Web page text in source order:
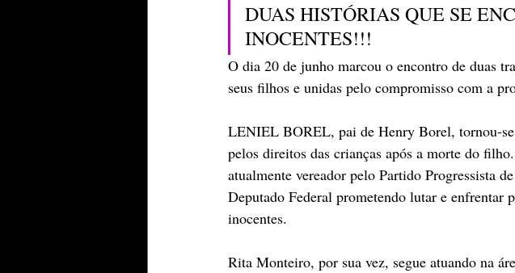
DUAS HISTÓRIAS QUE SE
INOCENTES!!!
O dia 20 de junho marcou o encontro de duas
seus filhos e unidas pelo compromisso com a
LENIEL BOREL, pai de Henry Borel, tornou-
pelos direitos das crianças após a morte do
atualmente vereador pelo Partido Progressista
Deputado Federal prometendo lutar e enfrentar
inocentes.
Rita Monteiro, por sua vez, segue atuando na